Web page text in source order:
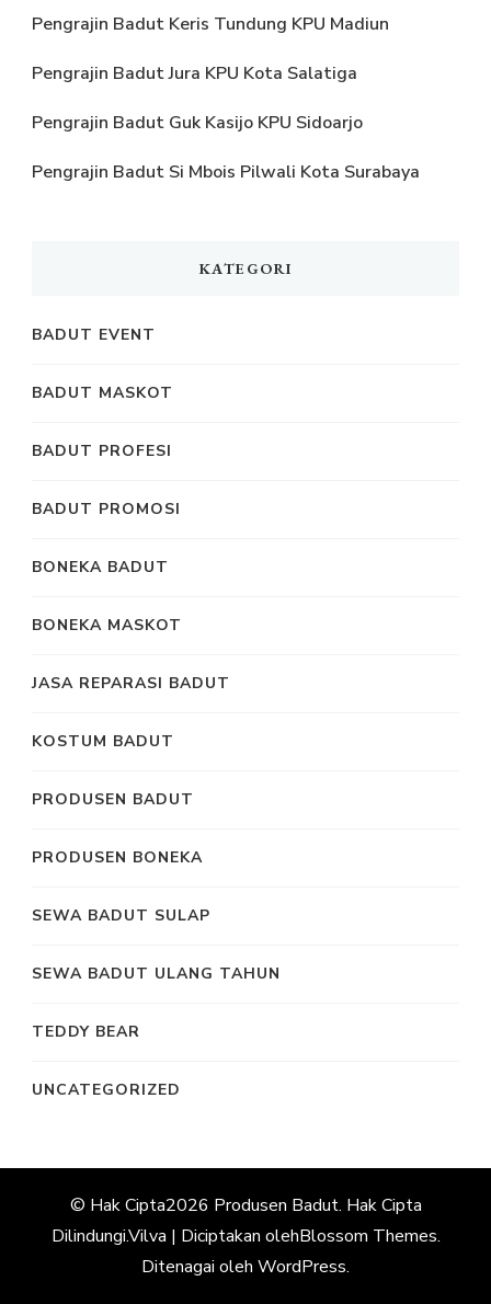
Pengrajin Badut Keris Tundung KPU Madiun
Pengrajin Badut Jura KPU Kota Salatiga
Pengrajin Badut Guk Kasijo KPU Sidoarjo
Pengrajin Badut Si Mbois Pilwali Kota Surabaya
KATEGORI
BADUT EVENT
BADUT MASKOT
BADUT PROFESI
BADUT PROMOSI
BONEKA BADUT
BONEKA MASKOT
JASA REPARASI BADUT
KOSTUM BADUT
PRODUSEN BADUT
PRODUSEN BONEKA
SEWA BADUT SULAP
SEWA BADUT ULANG TAHUN
TEDDY BEAR
UNCATEGORIZED
© Hak Cipta2026 Produsen Badut. Hak Cipta
Dilindungi.Vilva | Diciptakan olehBlossom Themes.
Ditenagai oleh WordPress.